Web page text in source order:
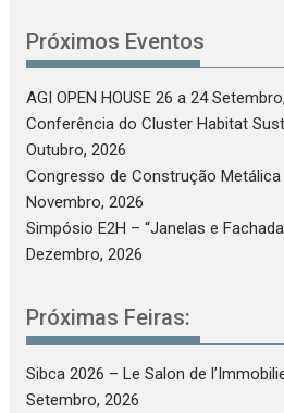
Próximos Eventos
AGI OPEN HOUSE 26 a 24
Conferência do Cluster Habitat
Outubro, 2026
Congresso de Construção
Novembro, 2026
Simpósio E2H – “Janelas e
Dezembro, 2026
Próximas Feiras:
Sibca 2026 – Le Salon de
Setembro, 2026